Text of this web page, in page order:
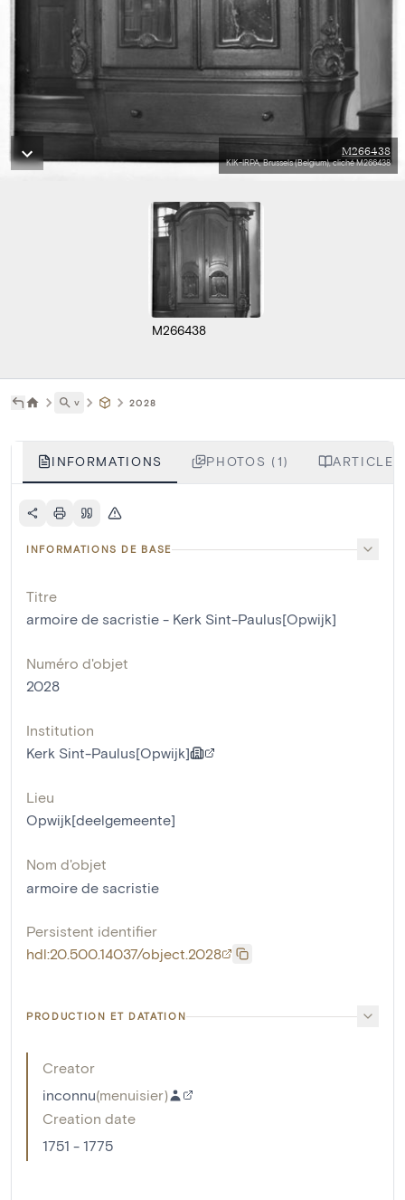
M266438
KIK-IRPA, Brussels (Belgium), cliché M266438
M266438
˅ 2028
INFORMATIONS PHOTOS (1)
INFORMATIONS DE BASE
Titre
armoire de sacristie - Kerk Sint-Paulus[Opwijk]
Numéro d'objet
2028
Institution
Kerk Sint-Paulus[Opwijk]
Lieu
Opwijk[deelgemeente]
Nom d'objet
armoire de sacristie
Persistent identifier
hdl:20.500.14037/object.2028
PRODUCTION ET DATATION
Creator
inconnu(menuisier)
Creation date
1751 - 1775